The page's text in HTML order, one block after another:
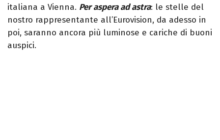
italiana a Vienna. Per aspera ad astra: le stelle del
nostro rappresentante all’Eurovision, da adesso in
poi, saranno ancora più luminose e cariche di buoni
auspici.